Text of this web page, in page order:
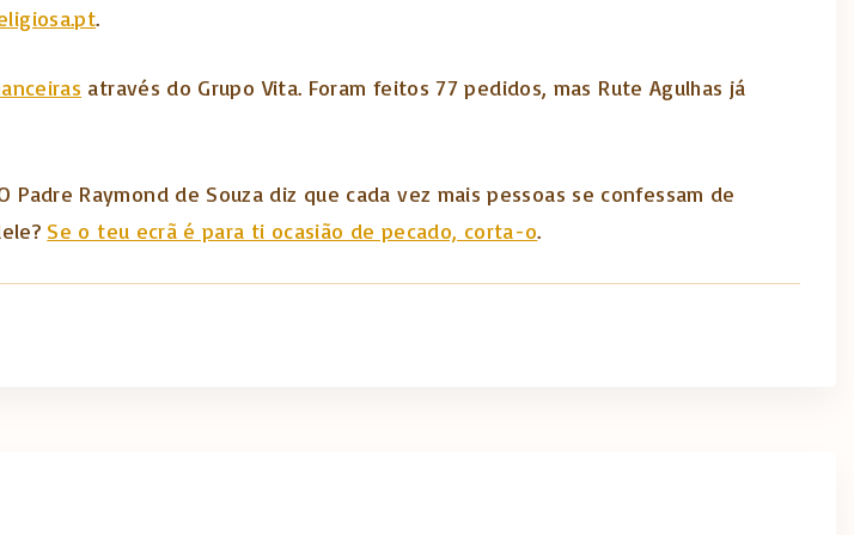
.
através do Grupo Vita. Foram feitos 77 pedidos, mas Rute Agulhas já
Raymond de Souza diz que cada vez mais pessoas se confessam de
Se o teu ecrã é para ti ocasião de pecado, corta-o.